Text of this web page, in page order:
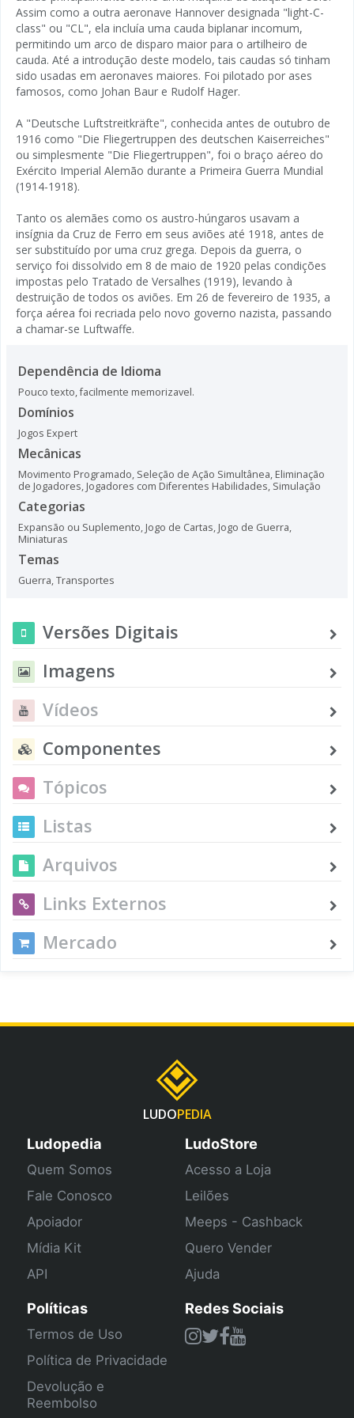
Assim como a outra aeronave Hannover designada "light-C-
class" ou "CL", ela incluía uma cauda biplanar incomum,
permitindo um arco de disparo maior para o artilheiro de
cauda. Até a introdução deste modelo, tais caudas só tinham
sido usadas em aeronaves maiores. Foi pilotado por ases
famosos, como Johan Baur e Rudolf Hager.
A "Deutsche Luftstreitkräfte", conhecida antes de outubro de
1916 como "Die Fliegertruppen des deutschen Kaiserreiches"
ou simplesmente "Die Fliegertruppen", foi o braço aéreo do
Exército Imperial Alemão durante a Primeira Guerra Mundial
(1914-1918).
Tanto os alemães como os austro-húngaros usavam a
insígnia da Cruz de Ferro em seus aviões até 1918, antes de
ser substituído por uma cruz grega. Depois da guerra, o
serviço foi dissolvido em 8 de maio de 1920 pelas condições
impostas pelo Tratado de Versalhes (1919), levando à
destruição de todos os aviões. Em 26 de fevereiro de 1935, a
força aérea foi recriada pelo novo governo nazista, passando
a chamar-se Luftwaffe.
Dependência de Idioma
Pouco texto, facilmente memorizavel.
Domínios
Jogos Expert
Mecânicas
Movimento Programado, Seleção de Ação Simultânea, Eliminação
de Jogadores, Jogadores com Diferentes Habilidades, Simulação
Categorias
Expansão ou Suplemento, Jogo de Cartas, Jogo de Guerra,
Miniaturas
Temas
Guerra,Transportes
Versões Digitais
Imagens
Vídeos
Componentes
Tópicos
Listas
Arquivos
Links Externos
Mercado
LUDOPEDIA
Ludopedia
Quem Somos
Fale Conosco
Apoiador
Mídia Kit
API
LudoStore
Acesso a Loja
Leilões
Meeps - Cashback
Quero Vender
Ajuda
Políticas
Termos de Uso
Política de Privacidade
Devolução e
Reembolso
Redes Sociais